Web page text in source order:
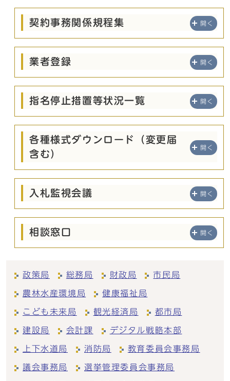
契約事務関係規程集 開く
業者登録 開く
指名停止措置等状況一覧 開く
各種様式ダウンロード（変更届
含む）
開く
入札監視会議 開く
相談窓口 開く
政策局 総務局 財政局 市民局
農林水産環境局 健康福祉局
こども未来局 観光経済局 都市局
建設局 会計課 デジタル戦略本部
上下水道局 消防局 教育委員会事務局
議会事務局 選挙管理委員会事務局